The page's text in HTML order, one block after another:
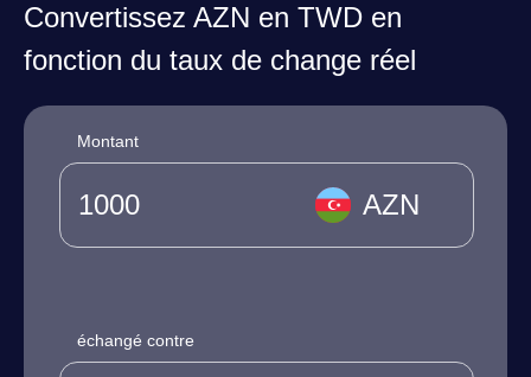
Convertissez AZN en TWD en
fonction du taux de change réel
Montant
AZN
échangé contre